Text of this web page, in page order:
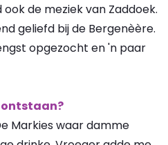
de meziek van Zaddoek.
geliefd bij de Bergenèère.
opgezocht en 'n paar
ontstaan?
Markies waar damme